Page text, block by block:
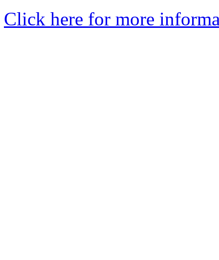
Click here for more